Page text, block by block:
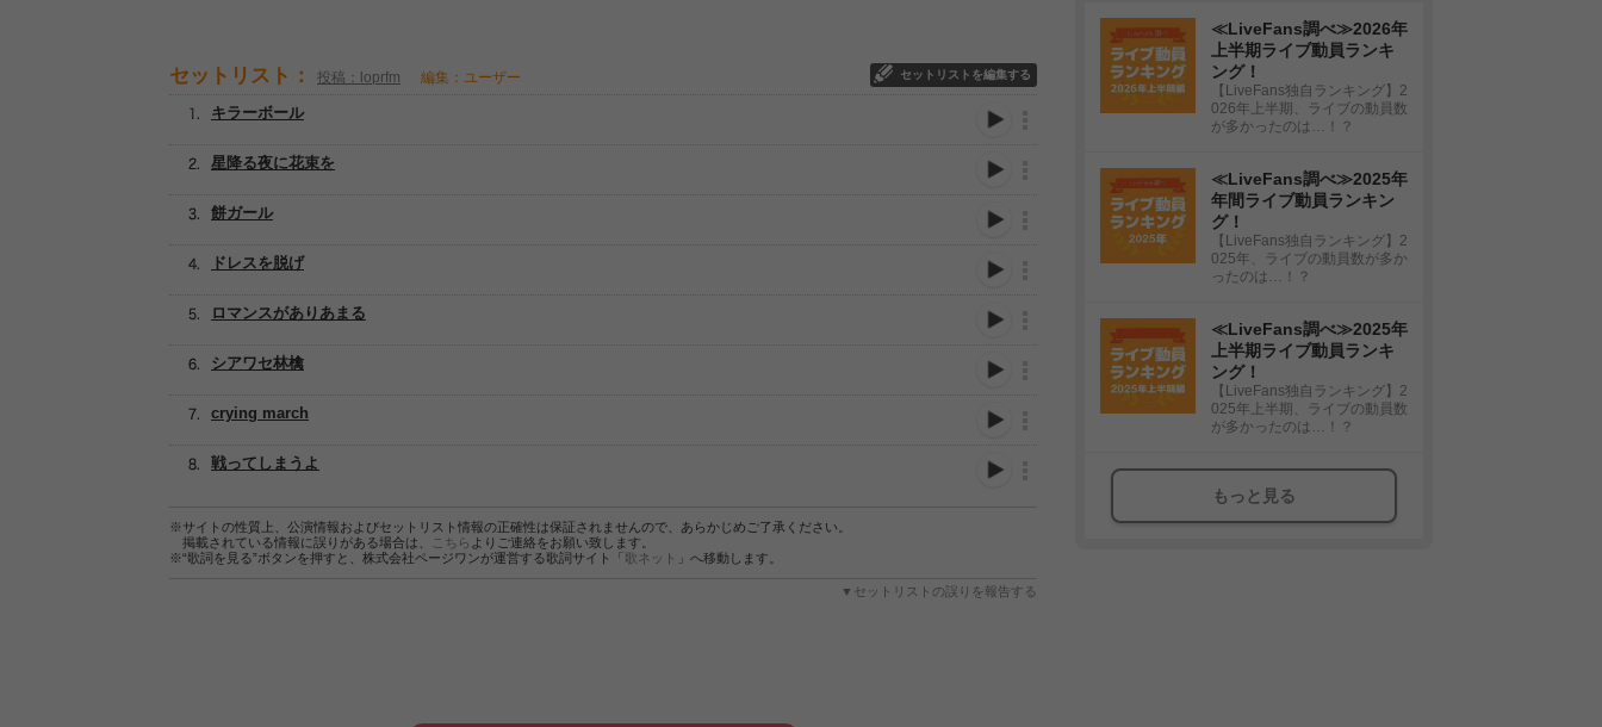
セットリスト： 投稿：loprfm 編集：ユーザー セットリストを編集する
餅ガール
シアワセ林檎
キラーボール
ロマンスがありあまる
ドレスを脱げ
星降る夜に花束を
crying march
戦ってしまうよ
※サイトの性質上、公演情報およびセットリスト情報の正確性は保証されませんので、あらかじめご了承ください。
掲載されている情報に誤りがある場合は、
こちら よりご連絡をお願い致します。
※“歌詞を見る”ボタンを押すと、株式会社ページワンが運営する歌詞サイト「歌ネット 」へ移動します。
▼セットリストの誤りを報告する
≪LiveFans調べ≫2026年
上半期ライブ動員ランキ
ング！
【LiveFans独自ランキング】2
026年上半期、ライブの動員数
が多かったのは…！？
≪LiveFans調べ≫2025年
年間ライブ動員ランキン
グ！
【LiveFans独自ランキング】2
025年、ライブの動員数が多か
ったのは…！？
≪LiveFans調べ≫2025年
上半期ライブ動員ランキ
ング！
【LiveFans独自ランキング】2
025年上半期、ライブの動員数
が多かったのは…！？
もっと見る